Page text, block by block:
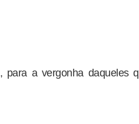
a vergonha daqueles